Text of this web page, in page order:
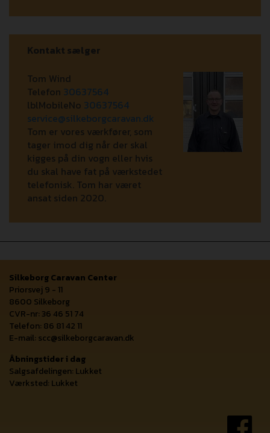
Kontakt sælger
Tom Wind
Telefon 30637564
lblMobileNo 30637564
service@silkeborgcaravan.dk
Tom er vores værkfører, som
tager imod dig når der skal
kigges på din vogn eller hvis
du skal have fat på værkstedet
telefonisk. Tom har været
ansat siden 2020.
Silkeborg Caravan Center
Priorsvej 9 - 11
8600 Silkeborg
CVR-nr: 36 46 51 74
Telefon: 86 81 42 11
E-mail: scc@silkeborgcaravan.dk
Åbningstider i dag
Salgsafdelingen: Lukket
Værksted: Lukket